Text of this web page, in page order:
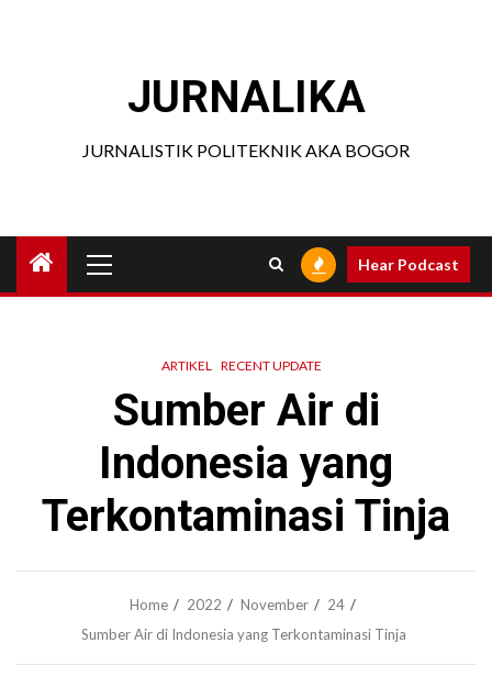
JURNALIKA
JURNALISTIK POLITEKNIK AKA BOGOR
Menu
Hear Podcast
ARTIKEL RECENT UPDATE
Sumber Air di
Indonesia yang
Terkontaminasi Tinja
Home 2022 November
24
Sumber Air di Indonesia yang Terkontaminasi Tinja